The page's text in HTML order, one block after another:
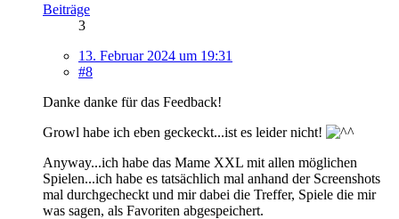
Beiträge
3
13. Februar 2024 um 19:31
#8
Danke danke für das Feedback!
Growl habe ich eben geckeckt...ist es leider nicht!
Anyway...ich habe das Mame XXL mit allen möglichen
Spielen...ich habe es tatsächlich mal anhand der Screenshots
mal durchgecheckt und mir dabei die Treffer, Spiele die mir
was sagen, als Favoriten abgespeichert.